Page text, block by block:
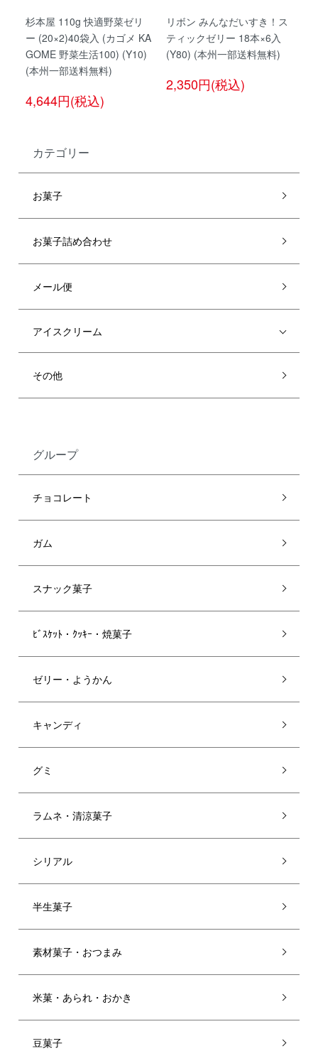
杉本屋 110g 快適野菜ゼリ
ー (20×2)40袋入 (カゴメ KA
GOME 野菜生活100) (Y10)
(本州一部送料無料)
4,644円(税込)
リボン みんなだいすき！ス
ティックゼリー 18本×6入
(Y80) (本州一部送料無料)
2,350円(税込)
カテゴリー
お菓子
お菓子詰め合わせ
メール便
アイスクリーム
その他
グループ
チョコレート
ガム
スナック菓子
ﾋﾞｽｹｯﾄ・ｸｯｷｰ・焼菓子
ゼリー・ようかん
キャンディ
グミ
ラムネ・清涼菓子
シリアル
半生菓子
素材菓子・おつまみ
米菓・あられ・おかき
豆菓子